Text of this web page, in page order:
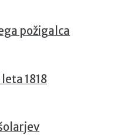
požigalca
1818